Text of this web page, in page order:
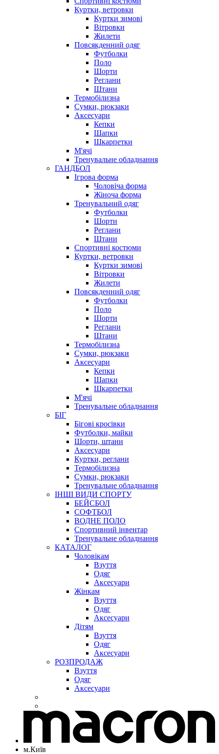
Куртки, ветровки
Куртки зимові
Вітровки
Жилети
Повсякденний одяг
Футболки
Поло
Шорти
Реглани
Штани
Термобілизна
Сумки, рюкзаки
Аксесуари
Кепки
Шапки
Шкарпетки
М'ячі
Тренувальне обладнання
ГАНДБОЛ
Ігрова форма
Чоловіча форма
Жіноча форма
Тренувальний одяг
Футболки
Шорти
Реглани
Штани
Спортивні костюми
Куртки, ветровки
Куртки зимові
Вітровки
Жилети
Повсякденний одяг
Футболки
Поло
Шорти
Реглани
Штани
Термобілизна
Сумки, рюкзаки
Аксесуари
Кепки
Шапки
Шкарпетки
М'ячі
Тренувальне обладнання
БІГ
Бігові кросівки
Футболки, майки
Шорти, штани
Аксесуари
Куртки, реглани
Термобілизна
Сумки, рюкзаки
Тренувальне обладнання
ІНШІ ВИДИ СПОРТУ
БЕЙСБОЛ
СОФТБОЛ
ВОДНЕ ПОЛО
Спортивний інвентар
Тренувальне обладнання
КАТАЛОГ
Чоловікам
Взуття
Одяг
Аксесуари
Жінкам
Взуття
Одяг
Аксесуари
Дітям
Взуття
Одяг
Аксесуари
РОЗПРОДАЖ
Взуття
Одяг
Аксесуари
м.Київ